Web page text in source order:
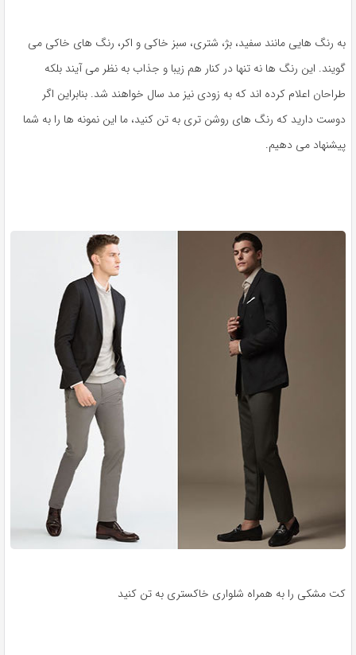
به رنگ هایی مانند سفید، بژ، شتری، سبز خاکی و اکر، رنگ های خاکی می
گویند. این رنگ ها نه تنها در کنار هم زیبا و جذاب به نظر می آیند بلکه
طراحان اعلام کرده اند که به زودی نیز مد سال خواهند شد. بنابراین اگر
دوست دارید که رنگ های روشن تری به تن کنید، ما این نمونه ها را به شما
پیشنهاد می دهیم.
کت مشکی را به همراه شلواری خاکستری به تن کنید